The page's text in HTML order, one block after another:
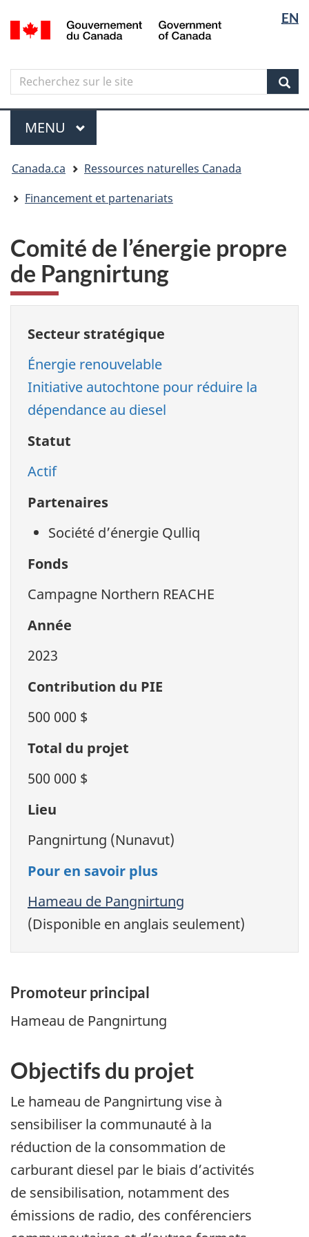
Aller
au
principal
Skip
to
government"
Passer
à
version
simplifiée
langue
EN
Canada
Search
Recherchez
sur
le
site
Menu
MENU PRINCIPAL
êtes
ici
Canada.ca
Ressources naturelles Canada
Financement et partenariats
Comité de l’énergie propre
de Pangnirtung
Secteur stratégique
Énergie renouvelable
Initiative autochtone pour réduire la
dépendance au diesel
Statut
Actif
Partenaires
Société d’énergie Qulliq
Fonds
Campagne Northern REACHE
Année
2023
Contribution du PIE
500 000 $
Total du projet
500 000 $
Lieu
Pangnirtung (Nunavut)
Pour en savoir plus
Hameau de Pangnirtung
(Disponible en anglais seulement)
Promoteur principal
Hameau de Pangnirtung
Objectifs du projet
Le hameau de Pangnirtung vise à
sensibiliser la communauté à la
réduction de la consommation de
carburant diesel par le biais d’activités
de sensibilisation, notamment des
émissions de radio, des conférenciers